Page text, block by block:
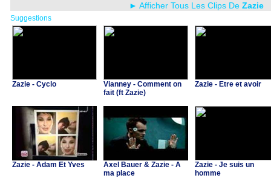
► Afficher Tous Les Clips De Zazie
Suggestions
Zazie - Cyclo
Vianney - Comment on
fait (ft Zazie)
Zazie - Etre et avoir
Zazie - Adam Et Yves
Axel Bauer & Zazie - A
ma place
Zazie - Je suis un
homme